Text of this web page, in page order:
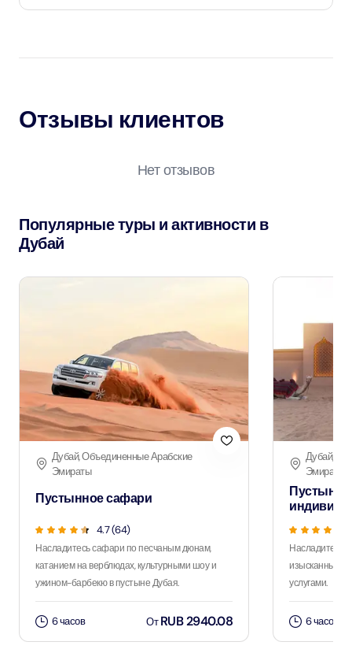
Отзывы клиентов
Нет отзывов
Популярные туры и активности в
Дубай
Дубай, Объединенные Арабские
Эмираты
Пустынное сафари
4.7 (64)
Насладитесь сафари по песчаным дюнам,
катанием на верблюдах, культурными шоу и
ужином-барбекю в пустыне Дубая.
6 часов ОтRUB 2940.08
Дубай,
Эмираты
Насладитесь
изысканным
услугами.
6 часов